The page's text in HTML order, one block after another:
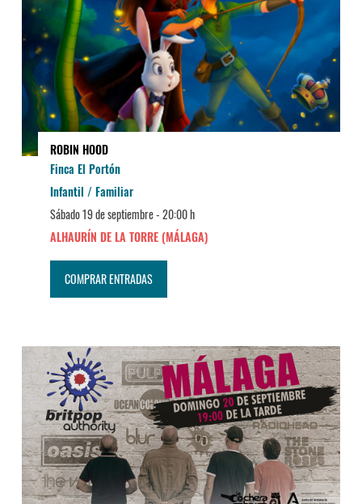
ROBIN HOOD
Finca El Portón
Infantil / Familiar
Sábado 19 de septiembre -20:00 h
ALHAURÍN DE LA TORRE (MÁLAGA)
COMPRAR ENTRADAS